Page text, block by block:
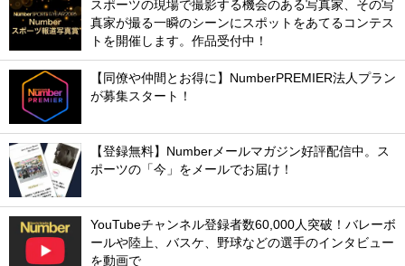
スポーツの現場で撮影する機会のある写真家、その写
真家が撮る一瞬のシーンにスポットをあてるコンテス
トを開催します。作品受付中！
【同僚や仲間とお得に】NumberPREMIER法人プラン
が募集スタート！
【登録無料】Numberメールマガジン好評配信中。ス
ポーツの「今」をメールでお届け！
YouTubeチャンネル登録者数60,000人突破！バレーボ
ールや陸上、バスケ、野球などの選手のインタビュー
を動画で